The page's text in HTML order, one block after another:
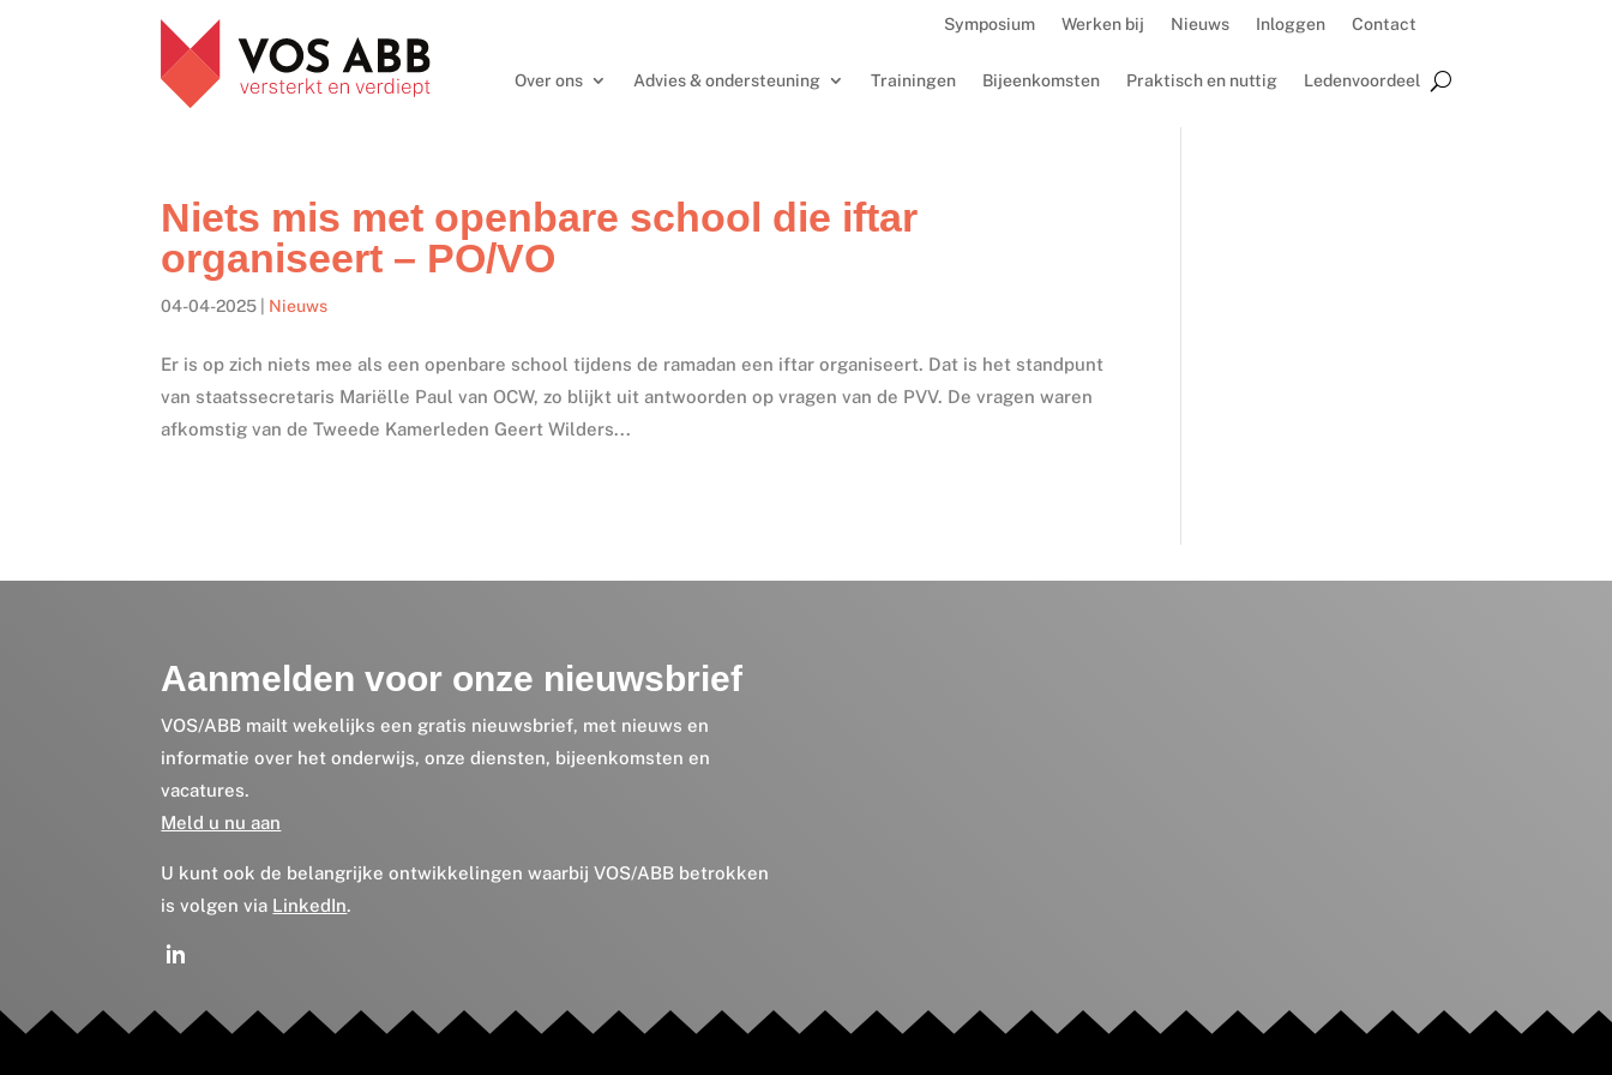
Symposium Werken bij Nieuws Inloggen Contact
Over ons Advies & ondersteuning Trainingen Bijeenkomsten Praktisch en nuttig Ledenvoordeel
Niets mis met openbare school die iftar
organiseert – PO/VO
04-04-2025 Nieuws
Er is op zich niets mee als een openbare school tijdens de ramadan een iftar organiseert. Dat is het standpunt
van staatssecretaris Mariëlle Paul van OCW, zo blijkt uit antwoorden op vragen van de PVV. De vragen waren
afkomstig van de Tweede Kamerleden Geert Wilders...
Aanmelden voor onze nieuwsbrief
VOS/ABB mailt wekelijks een gratis nieuwsbrief, met nieuws en
informatie over het onderwijs, onze diensten, bijeenkomsten en
vacatures.
Meld u nu aan
U kunt ook de belangrijke ontwikkelingen waarbij VOS/ABB betrokken
is volgen via LinkedIn.